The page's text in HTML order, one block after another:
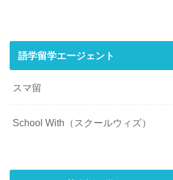
語学留学エージェント
スマ留
School With（スクールウィズ）